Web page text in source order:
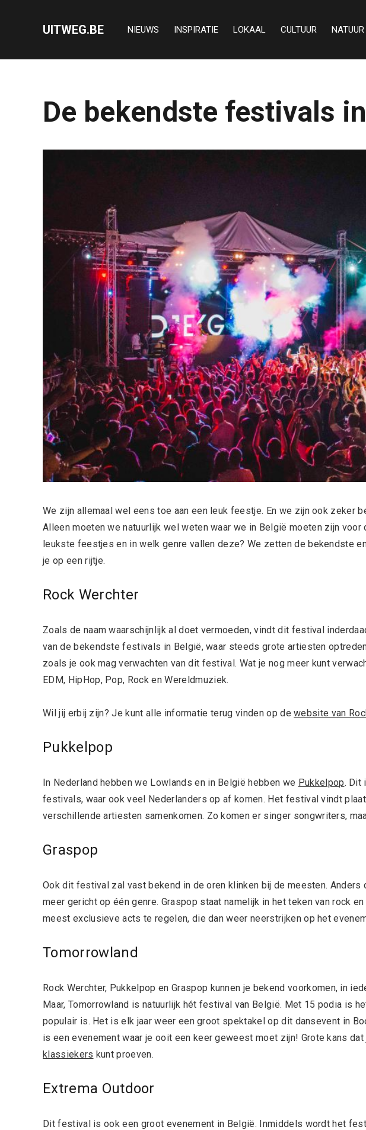
UITWEG.BE NIEUWS INSPIRATIE LOKAAL CULTUUR NATUUR
De bekendste festivals
We zijn allemaal wel eens toe aan een leuk feestje. En we zijn ook zeker
Alleen moeten we natuurlijk wel weten waar we in België moeten zijn voor
leukste feestjes en in welk genre vallen deze? We zetten de bekendste
je op een rijtje.
Rock Werchter
Zoals de naam waarschijnlijk al doet vermoeden, vindt dit festival
van de bekendste festivals in België, waar steeds grote artiesten
zoals je ook mag verwachten van dit festival. Wat je nog meer kunt
EDM, HipHop, Pop, Rock en Wereldmuziek.
Wil jij erbij zijn? Je kunt alle informatie terug vinden op dewebsite van
Pukkelpop
In Nederland hebben we Lowlands en in België hebben we Pukkelpop. Dit
festivals, waar ook veel Nederlanders op af komen. Het festival vindt
verschillende artiesten samenkomen. Zo komen er singer songwriters,
Graspop
Ook dit festival zal vast bekend in de oren klinken bij de meesten.
meer gericht op één genre. Graspop staat namelijk in het teken van rock
meest exclusieve acts te regelen, die dan weer neerstrijken op het
Tomorrowland
Rock Werchter, Pukkelpop en Graspop kunnen je bekend voorkomen, in
Maar, Tomorrowland is natuurlijk hét festival van België. Met 15 podia is
populair is. Het is elk jaar weer een groot spektakel op dit dansevent in
is een evenement waar je ooit een keer geweest moet zijn! Grote kans
klassiekers kunt proeven.
Extrema Outdoor
Dit festival is ook een groot evenement in België. Inmiddels wordt het